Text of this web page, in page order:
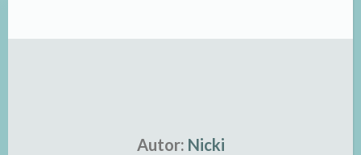
Autor: Nicki